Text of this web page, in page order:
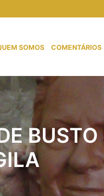
SOMOS COMENTÁRIOS
BUSTO